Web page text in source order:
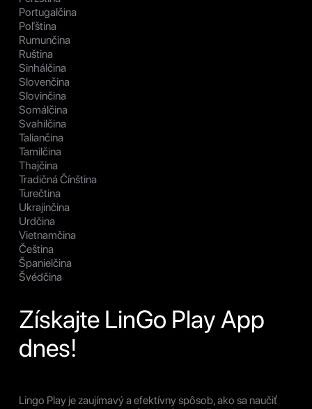
Portugalčina
Poľština
Rumunčina
Ruština
Sinhálčina
Slovenčina
Slovinčina
Somálčina
Svahilčina
Taliančina
Tamilčina
Thajčina
Tradičná Čínština
Turečtina
Ukrajinčina
Urdčina
Vietnamčina
Čeština
Španielčina
Švédčina
Získajte LinGo Play App
dnes!
Lingo Play je zaujímavý a efektívny spôsob, ako sa naučiť